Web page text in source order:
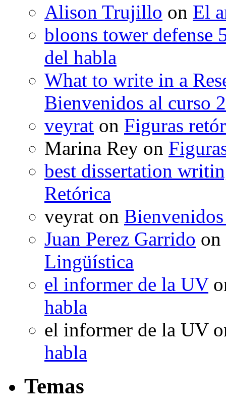
Alison Trujillo on El
bloons tower defense
del habla
What to write in a
Bienvenidos al curso
veyrat on Figuras
Marina Rey on
best dissertation
Retórica
veyrat on
Juan Perez Garrido on
Lingüística
el informer de la UV
habla
el informer de la UV
habla
Temas